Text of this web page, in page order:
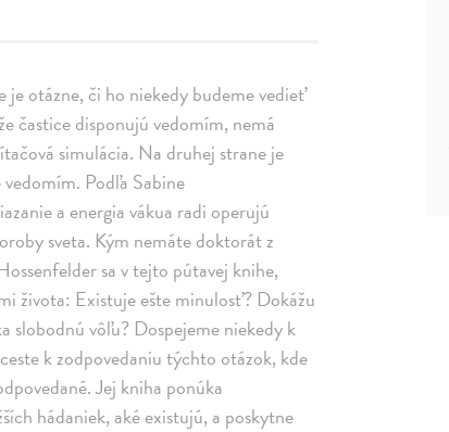
je otázne, či ho niekedy budeme vedieť
častice disponujú vedomím, nemá
simulácia. Na druhej strane je
Podľa Sabine
a energia vákua radi operujú
sveta. Kým nemáte doktorát z
sa v tejto pútavej knihe,
života: Existuje ešte minulosť? Dokážu
slobodnú vôľu? Dospejeme niekedy k
k zodpovedaniu týchto otázok, kde
Jej kniha ponúka
hádaniek, aké existujú, a poskytne